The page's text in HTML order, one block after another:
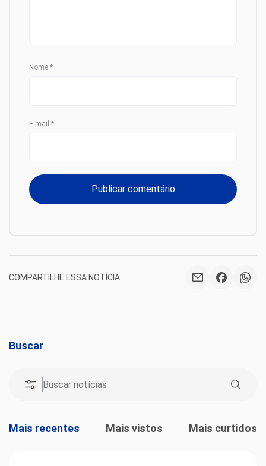
Nome *
E-mail *
COMPARTILHE ESSA NOTÍCIA
Buscar
Mais recentes Mais vistos Mais curtidos